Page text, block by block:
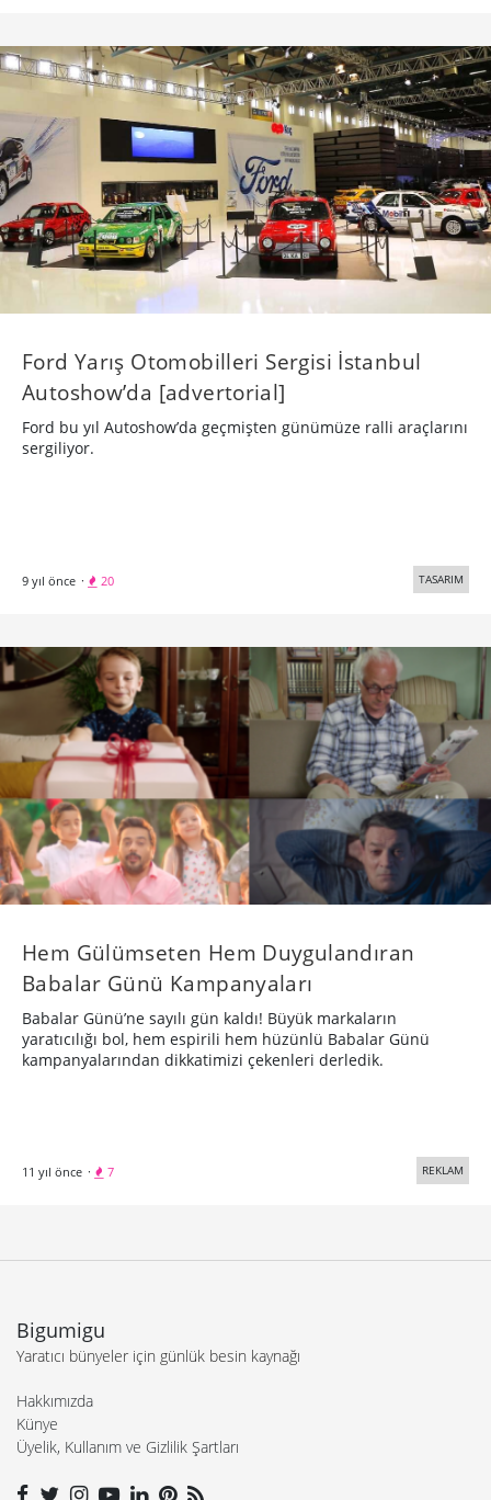
Ford Yarış Otomobilleri Sergisi İstanbul
Autoshow’da [advertorial]
Ford bu yıl Autoshow’da geçmişten günümüze ralli araçlarını
sergiliyor.
9 yıl önce · 20 TASARIM
Hem Gülümseten Hem Duygulandıran
Babalar Günü Kampanyaları
Babalar Günü’ne sayılı gün kaldı! Büyük markaların
yaratıcılığı bol, hem espirili hem hüzünlü Babalar Günü
kampanyalarından dikkatimizi çekenleri derledik.
11 yıl önce · 7 REKLAM
Bigumigu
Yaratıcı bünyeler için günlük besin kaynağı
Hakkımızda
Künye
Üyelik, Kullanım ve Gizlilik Şartları